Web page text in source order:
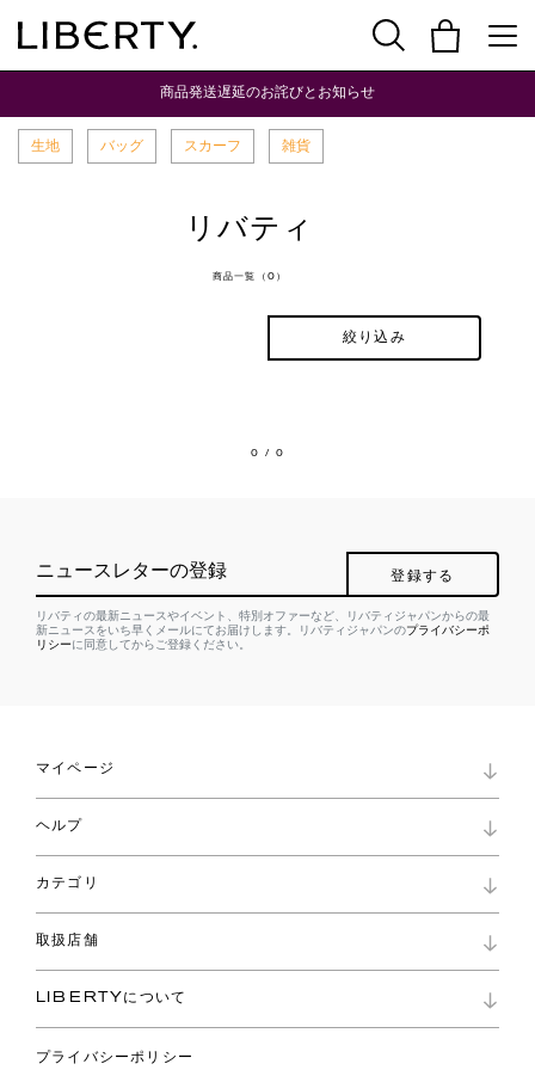
商品発送遅延のお詫びとお知らせ
生地 バッグ スカーフ 雑貨
リバティ
商品一覧（0）
絞り込み
0 / 0
ニュースレターの登録 登録する
リバティの最新ニュースやイベント、特別オファーなど、リバティジャパンからの最
新ニュースをいち早くメールにてお届けします。リバティジャパンのプライバシーポ
リシーに同意してからご登録ください。
マイページ
ロイヤリティプログラム
パスワード再設定
ショッピングバッグ
ヘルプ
お問い合わせ
よくあるご質問
ご利用ガイド
カテゴリ
コレクション
ファブリックス
バッグ
取扱店舗
リバティ・ファブリックス
LIBERTYについて
プライバシーポリシー